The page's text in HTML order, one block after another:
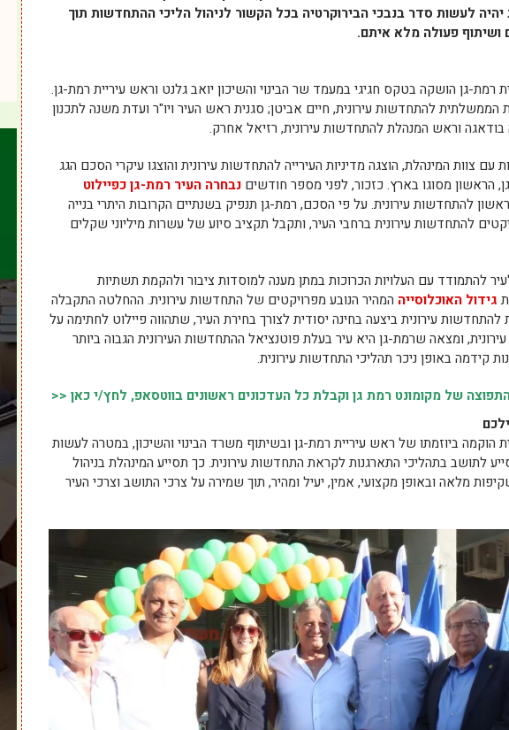
יהיה לעשות סדר בנבכי הבירוקרטיה בכל הקשור לניהול הליכי ההתחדשות תוך
פעולה מלא איתם.
רמת-גן הושקה בטקס חגיגי במעמד שר הבינוי והשיכון יואב גלנט וראש עיריית רמת-גן.
להתחדשות עירונית, חיים אביטן; סגנית ראש העיר ויו"ר ועדת משנה לתכנון
בודאגה וראש המנהלת להתחדשות עירונית, רזיאל אחרק.
עם צוות המינהלת, הוצגה מדיניות העירייה להתחדשות עירונית והוצגו עיקרי הסכם הגג
הראשון מסוגו בארץ. כזכור, לפני מספר חודשיםנבחרה העיר רמת-גן כפיילוט
להתחדשות עירונית. על פי הסכם, רמת-גן תנפיק בשנתיים הקרובות היתרי בנייה
בפרויקטים להתחדשות עירונית ברחבי העיר, ותקבל תקציב סיוע של עשרות מיליוני שקלים
להתמודד עם העלויות הכרוכות במתן מענה למוסדות ציבור ולהקמת תשתיות
גידול האוכלוסייה המהיר הנובע מפרויקטים של התחדשות עירונית. ההחלטה התקבלה
עירונית ביצעה בחינה יסודית לצורך בחירת העיר, שתהווה פיילוט לחתימה על
ומצאה שרמת-גן היא עיר בעלת פוטנציאל ההתחדשות העירונית הגבוה ביותר
קידמה באופן ניכר תהליכי התחדשות עירונית.
של מקומונט רמת גן וקבלת כל העדכונים ראשונים בווטסאפ, לחץ/י כאן <<
הוקמה ביוזמתו של ראש עיריית רמת-גן ובשיתוף משרד הבינוי והשיכון, במטרה לעשות
לתושב בתהליכי התארגנות לקראת התחדשות עירונית. כך תסייע המינהלת בניהול
מלאה ובאופן מקצועי, אמין, יעיל ומהיר, תוך שמירה על צרכי התושב וצרכי העיר